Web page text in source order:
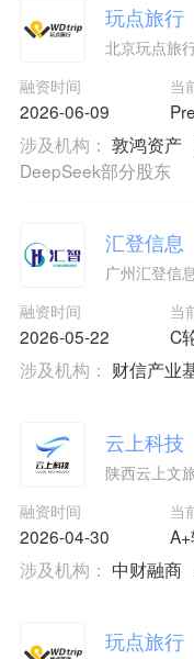
玩点旅行
北京玩点旅
融资时间
2026-06-09
当
涉及机构： 敦鸿资产
DeepSeek部分股东
汇登信息
广州汇登信
融资时间
2026-05-22
当
C
涉及机构： 财信产业
云上科技
陕西云上文
融资时间
2026-04-30
当
涉及机构： 中财融商
玩点旅行